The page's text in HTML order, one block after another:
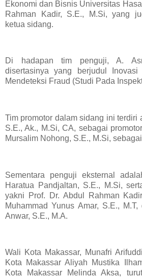
Ekonomi dan Bisnis Universitas
Rahman Kadir, S.E., M.Si, yang
ketua sidang.
Di hadapan tim penguji, A.
disertasinya yang berjudul
Mendeteksi Fraud (Studi Pada
Tim promotor dalam sidang ini terdiri
S.E., Ak., M.Si, CA, sebagai
Mursalim Nohong, S.E., M.Si,
Sementara penguji eksternal
Haratua Pandjaltan, S.E., M.Si,
yakni Prof. Dr. Abdul Rahman
Muhammad Yunus Amar, S.E.,
Anwar, S.E., M.A.
Wali Kota Makassar, Munafri
Kota Makassar Aliyah Mustika
Kota Makassar Melinda Aksa,